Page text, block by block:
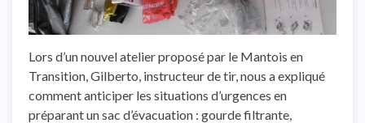
Lors d’un nouvel atelier proposé par le Mantois en
Transition, Gilberto, instructeur de tir, nous a expliqué
comment anticiper les situations d’urgences en
préparant un sac d’évacuation : gourde filtrante,